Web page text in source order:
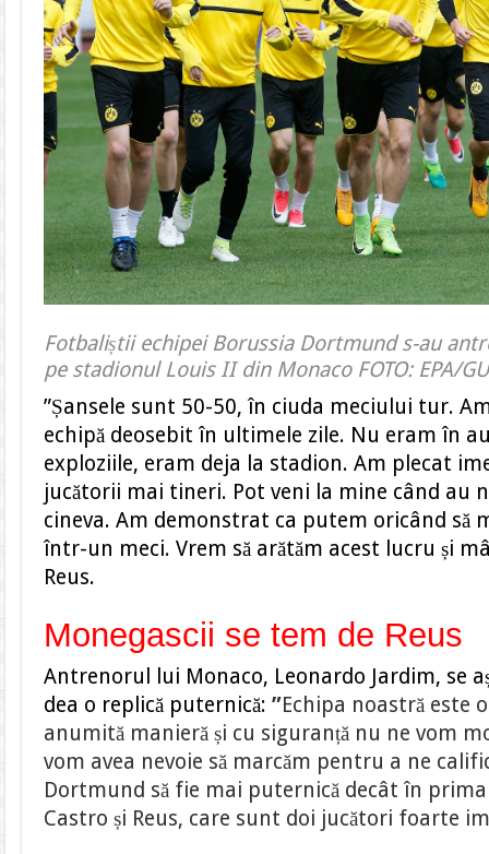
Fotbaliștii echipei Borussia Dortmund s-au
pe stadionul Louis II din Monaco FOTO: EPA/
”Șansele sunt 50-50, în ciuda meciului tur.
echipă deosebit în ultimele zile. Nu eram în
exploziile, eram deja la stadion. Am plecat
jucătorii mai tineri. Pot veni la mine când au
cineva. Am demonstrat ca putem oricând să
într-un meci. Vrem să arătăm acest lucru și
Reus.
Monegascii se tem de Reus
Antrenorul lui Monaco, Leonardo Jardim, se
dea o replică puternică: ”Echipa noastră este
anumită manieră și cu siguranță nu ne vom
vom avea nevoie să marcăm pentru a ne
Dortmund să fie mai puternică decât în prima
Castro și Reus, care sunt doi jucători foarte